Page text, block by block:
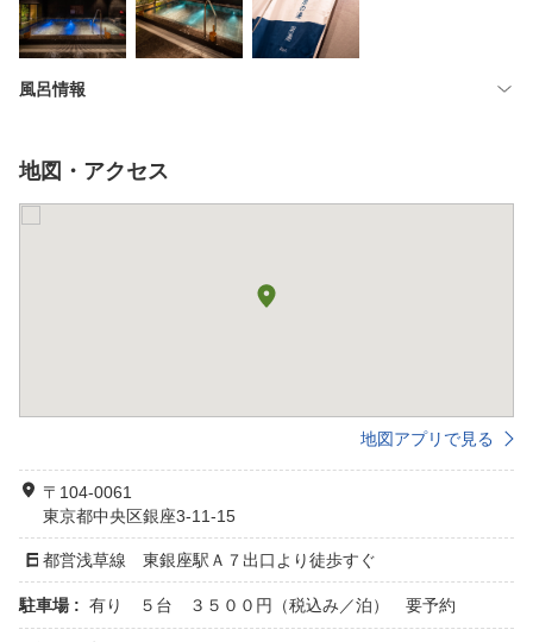
風呂情報
地図・アクセス
地図アプリで見る
〒104-0061
東京都中央区銀座3-11-15
都営浅草線 東銀座駅Ａ７出口より徒歩すぐ
駐車場 : 有り ５台 ３５００円（税込み／泊） 要予約